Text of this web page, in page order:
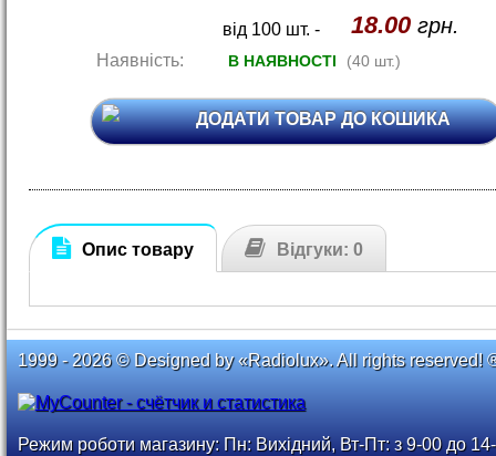
від 100 шт. - 18.00грн.
Наявність: В НАЯВНОСТІ (40 шт.)
ДОДАТИ ТОВАР ДО КОШИКА
Опис товару Відгуки: 0
1999 - 2026 © Designed by «Radiolux». All rights reserved!
Режим роботи магазину: Пн: Вихідний, Вт-Пт: з 9-00 до